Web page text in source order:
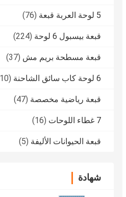
5 لوحة العربة قبعة (76)
قبعة بيسبول 6 لوحة (224)
قبعة مسطحة بريم مش (37)
6 لوحة كاب سائق الشاحنة (110)
قبعة رياضية مخصصة (47)
7 غطاء اللوحات (16)
قبعة الحيوانات الأليفة (5)
شهادة